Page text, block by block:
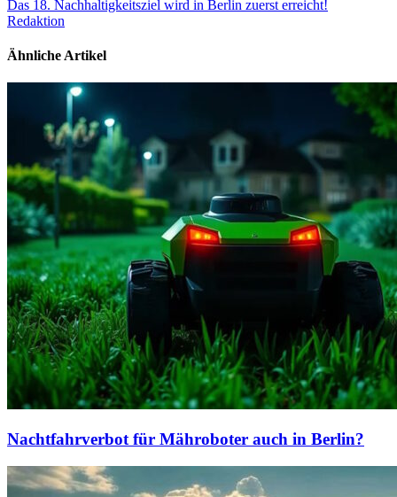
Das 18. Nachhaltigkeitsziel wird in Berlin zuerst erreicht!
Redaktion
Ähnliche Artikel
Nachtfahrverbot für Mähroboter auch in Berlin?